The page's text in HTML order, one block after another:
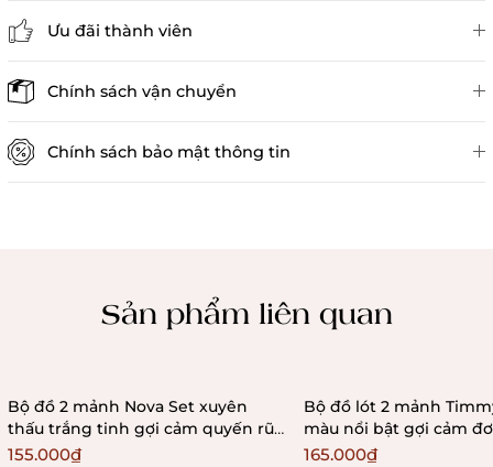
Ưu đãi thành viên
Chính sách vận chuyển
Chính sách bảo mật thông tin
Sản phẩm liên quan
Bộ đồ 2 mảnh Nova Set xuyên
thấu trắng tinh gợi cảm quyến rũ
đơn giản Bralettehousevn
155.000₫
Bộ đồ lót 2 mảnh Timmy Set phối
màu nổi bật gợi cảm
quyến rũ
165.000₫